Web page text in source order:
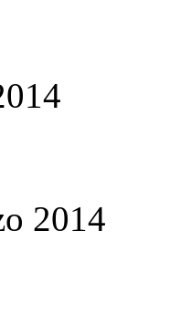
2014